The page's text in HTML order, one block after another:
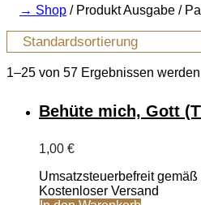
Shop / Produkt Ausgabe /
1–25 von 57 Ergebnissen
Behüte mich, Gott
1,00 €
Umsatzsteuerbefreit
Kostenloser Versand